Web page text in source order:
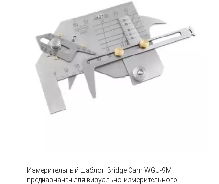
Измерительный шаблон Bridge Cam WGU-9M
предназначен для визуально-измерительного